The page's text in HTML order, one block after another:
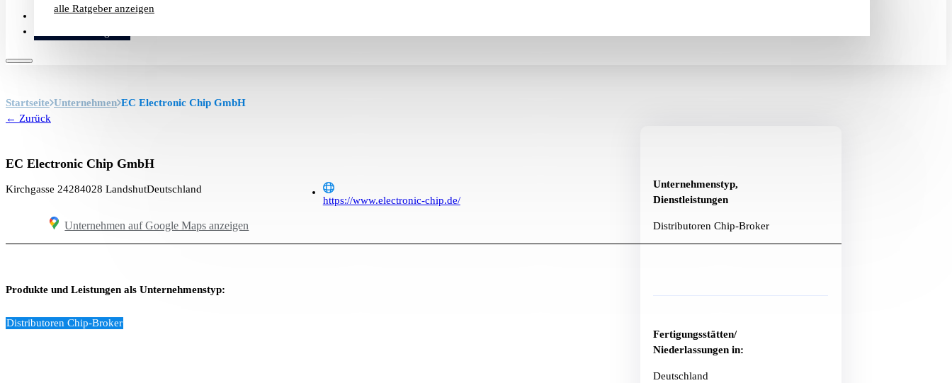
alle Ratgeber anzeigen
Altlager verkaufen
Startseite Unternehmen EC Electronic Chip GmbH
← Zurück
EC Electronic Chip GmbH
Kirchgasse 24284028 LandshutDeutschland
Unternehmen auf Google Maps anzeigen
https://www.electronic-chip.de/
Produkte und Leistungen als Unternehmenstyp:
Distributoren Chip-Broker
Unternehmenstyp,
Dienstleistungen
Distributoren Chip-Broker
Fertigungsstätten/
Niederlassungen in:
Deutschland